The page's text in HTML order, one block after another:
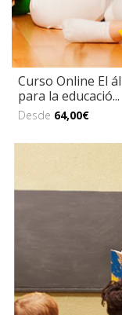
Curso Online El
para la educació...
Desde 64,00€